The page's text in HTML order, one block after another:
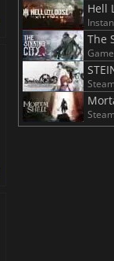
Hell
The
Steam
Steam